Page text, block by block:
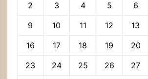
2 3 4 5 6
9 10 11 12 13
16 17 18 19 20
23 24 25 26 27